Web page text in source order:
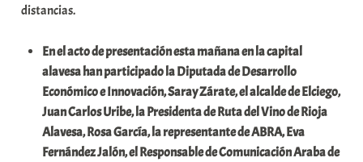
distancias.
En el acto de presentación esta mañana en la capital
alavesa han participado la Diputada de Desarrollo
Económico e Innovación, Saray Zárate, el alcalde de Elciego,
Juan Carlos Uribe, la Presidenta de Ruta del Vino de Rioja
Alavesa, Rosa García, la representante de ABRA, Eva
Fernández Jalón, el Responsable de Comunicación Araba de